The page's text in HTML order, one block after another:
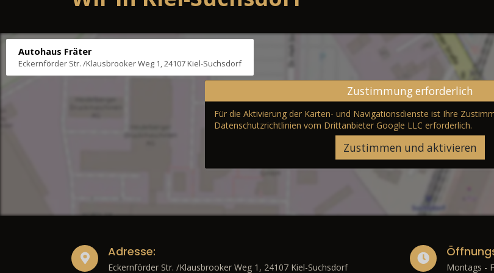
Autohaus Fräter
Eckernförder Str. /Klausbrooker Weg 1, 24107 Kiel-Suchsdorf
Zustimmung erforderlich
Für die Aktivierung der Karten- und Navigationsdienste ist Ihre
Datenschutzrichtlinien vom Drittanbieter Google LLC erforderlich.
Zustimmen und aktivieren
Adresse:
Eckernförder Str. /Klausbrooker Weg 1, 24107 Kiel-Suchsdorf Montags -